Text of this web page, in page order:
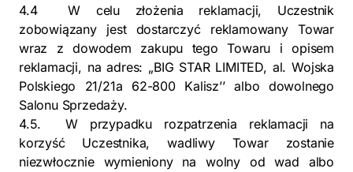
4.4 W celu złożenia reklamacji, Uczestnik
zobowiązany jest dostarczyć reklamowany Towar
wraz z dowodem zakupu tego Towaru i opisem
reklamacji, na adres: „BIG STAR LIMITED, al. Wojska
Polskiego 21/21a 62-800 Kalisz’’ albo dowolnego
Salonu Sprzedaży.
4.5. W przypadku rozpatrzenia reklamacji na
korzyść Uczestnika, wadliwy Towar zostanie
niezwłocznie wymieniony na wolny od wad albo